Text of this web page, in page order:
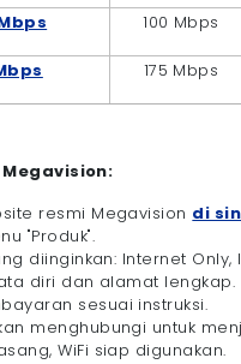
100 Mbps
175 Mbps
resmi Megavision di
"Produk".
diinginkan: Internet Only,
diri dan alamat lengkap.
sesuai instruksi.
menghubungi untuk
WiFi siap digunakan.